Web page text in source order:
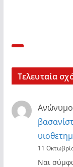
Τελευταία
11
Ναι